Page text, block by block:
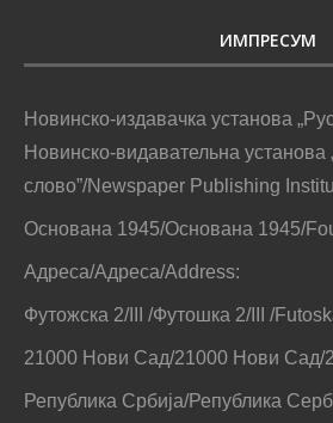
ИМПРЕСУМ
Новинско-издавачка установа
Новинско-видавательна установа
слово”/Newspaper Publishing
Основана 1945/Основана 1945/
Адреса/Адреса/Address:
Футожска 2/III /Футошка 2/III /
21000 Нови Сад/21000 Нови Сад/
Република Србија/Република